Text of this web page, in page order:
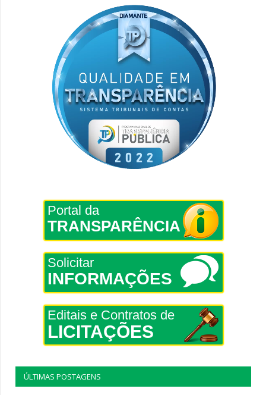
Portal da
TRANSPARÊNCIA
Solicitar
INFORMAÇÕES
Editais e Contratos de
LICITAÇÕES
ÚLTIMAS POSTAGENS